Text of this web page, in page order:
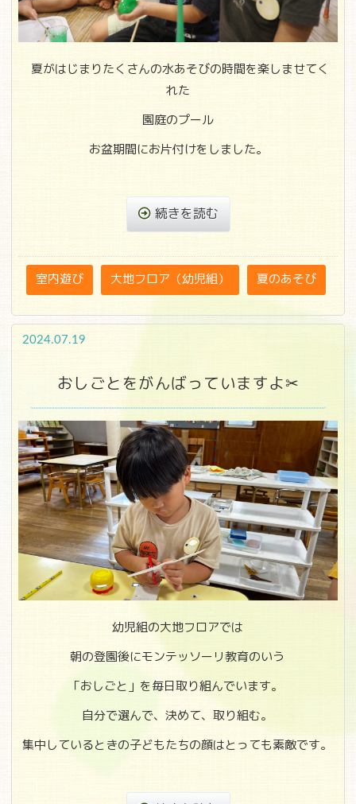
夏がはじまりたくさんの水あそびの時間を楽しませてく
れた
園庭のプール
お盆期間にお片付けをしました。
続きを読む
室内遊び 大地フロア（幼児組） 夏のあそび
2024.07.19
おしごとをがんばっていますよ✂
幼児組の大地フロアでは
朝の登園後にモンテッソーリ教育のいう
「おしごと」を毎日取り組んでいます。
自分で選んで、決めて、取り組む。
集中しているときの子どもたちの顔はとっても素敵です。